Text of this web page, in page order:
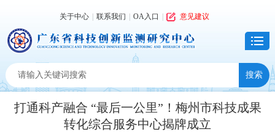
关于中心 联系我们 OA入口 意见建议
打通科产融合 “最后一公里”！梅州市科技成果
转化综合服务中心揭牌成立